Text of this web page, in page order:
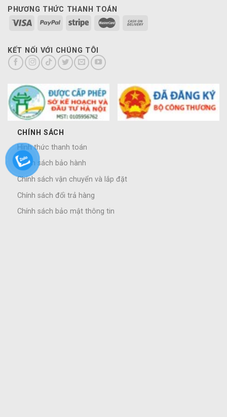
PHƯƠNG THỨC THANH TOÁN
KẾT NỐI VỚI CHÚNG TÔI
CHÍNH SÁCH
Hình thức thanh toán
Chính sách bảo hành
Chính sách vận chuyển và lắp đặt
Chính sách đổi trả hàng
Chính sách bảo mật thông tin